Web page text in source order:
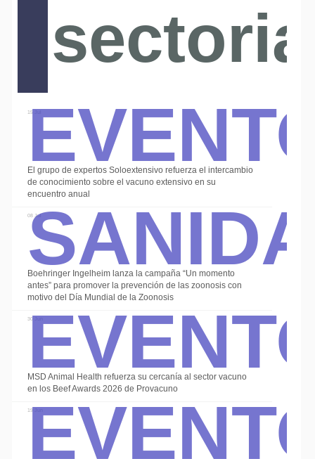
15 Jul
El grupo de expertos Soloextensivo refuerza el intercambio
de conocimiento sobre el vacuno extensivo en su
encuentro anual
08 Jul
Boehringer Ingelheim lanza la campaña “Un momento
antes” para promover la prevención de las zoonosis con
motivo del Día Mundial de la Zoonosis
30 Jun
MSD Animal Health refuerza su cercanía al sector vacuno
en los Beef Awards 2026 de Provacuno
19 Jun